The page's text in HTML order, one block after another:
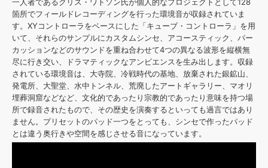
箇所でフィールドレコーディングを行った環境音が収録されていま
す。XYコントローラをベースにした「キューブ・コントローラ」を用
いて、それらのサンプルにカスタムシンセ、アコースティック、パー
カッションなどのサウンドを重ね合わせて4つの異なる波形を縦横無
尽に行き交い、ドラマティックなアンビエンスを生み出します。収録
されている環境音は、大寺院、冷戦時代の基地、放棄された銀鉱山、
発電所、大聖堂、水中トンネル、荒廃したアートギャラリー、マオリ
埋葬洞窟などなど、文化的であったり宗教的であったり意味を持つ場
所で録音されたもので、その歴史を演奏するといっても過言ではあり
ません。プリセットのパッド一つをとっても、シンセで作ったパッド
とは違う奥行きや空間を感じさせる音になっています。